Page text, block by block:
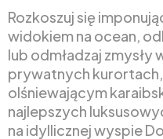
Rozkoszuj się
widokiem na ocean,
lub odmładzaj zmysły
prywatnych
olśniewającym
najlepszych
na idyllicznej wyspie